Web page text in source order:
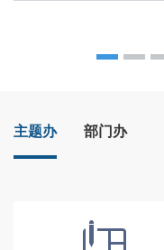
主题办 部门办